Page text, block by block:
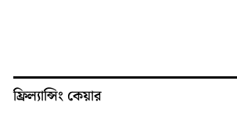
ফ্রিল্যান্সিং কেয়ার